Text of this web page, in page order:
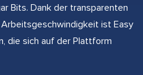
Bits. Dank der transparenten
ist Easy
die sich auf der Plattform